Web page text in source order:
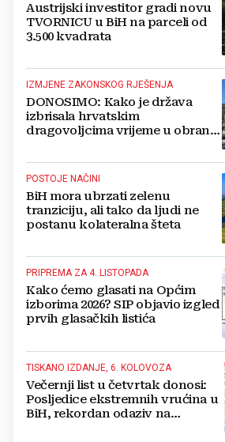
Austrijski investitor gradi novu
TVORNICU u BiH na parceli od
3.500 kvadrata
IZMJENE ZAKONSKOG RJEŠENJA
DONOSIMO: Kako je država
izbrisala hrvatskim
dragovoljcima vrijeme u obrani
POSTOJE NAČINI
BiH mora ubrzati zelenu
tranziciju, ali tako da ljudi ne
postanu kolateralna šteta
PRIPREMA ZA 4. LISTOPADA
Kako ćemo glasati na Općim
izborima 2026? SIP objavio izgled
prvih glasačkih listića
TISKANO IZDANJE, 6. KOLOVOZA
Večernji list u četvrtak donosi:
Posljedice ekstremnih vrućina u
BiH, rekordan odaziv na